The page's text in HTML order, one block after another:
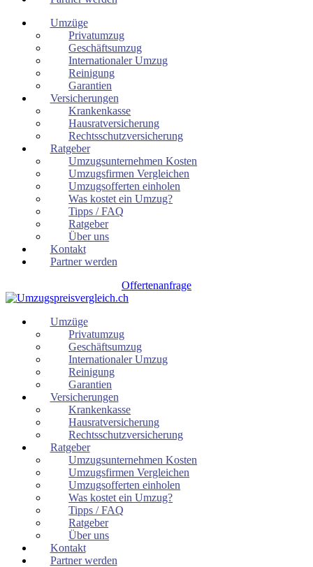
Umzüge
Privatumzug
Geschäftsumzug
Internationaler Umzug
Reinigung
Garantien
Versicherungen
Krankenkasse
Hausratversicherung
Rechtsschutzversicherung
Ratgeber
Umzugsunternehmen Kosten
Umzugsfirmen Vergleichen
Umzugsofferten einholen
Was kostet ein Umzug?
Tipps / FAQ
Ratgeber
Über uns
Kontakt
Partner werden
Offertenanfrage
Umzüge
Privatumzug
Geschäftsumzug
Internationaler Umzug
Reinigung
Garantien
Versicherungen
Krankenkasse
Hausratversicherung
Rechtsschutzversicherung
Ratgeber
Umzugsunternehmen Kosten
Umzugsfirmen Vergleichen
Umzugsofferten einholen
Was kostet ein Umzug?
Tipps / FAQ
Ratgeber
Über uns
Kontakt
Partner werden